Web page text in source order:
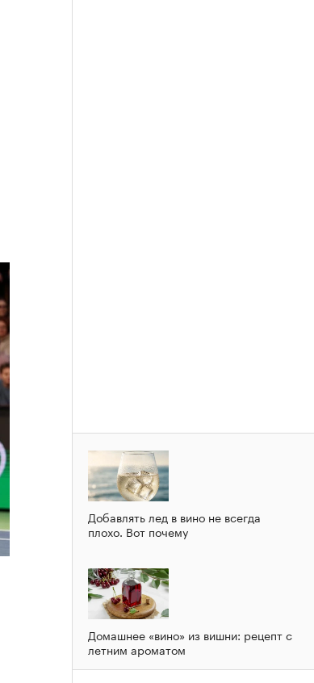
Добавлять лед в вино не всегда
плохо. Вот почему
Домашнее «вино» из вишни: рецепт с
летним ароматом